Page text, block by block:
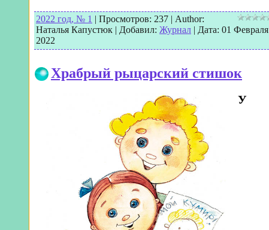
2022 год, № 1 | Просмотров: 237| Author:
Наталья Капустюк| Добавил: Журнал| Дата: 01 Февраля
2022
Храбрый рыцарский стишок
У